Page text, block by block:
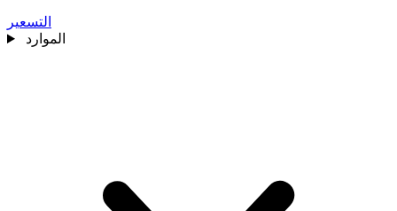
التسعير
الموارد